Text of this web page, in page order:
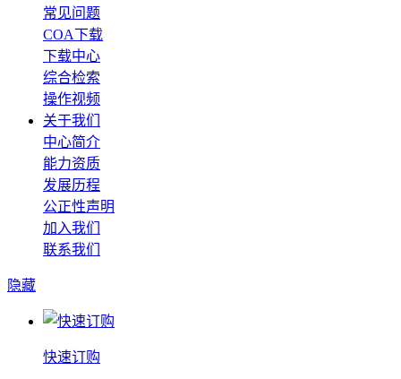
常见问题
COA下载
下载中心
综合检索
操作视频
关于我们
中心简介
能力资质
发展历程
公正性声明
加入我们
联系我们
隐藏
快速订购